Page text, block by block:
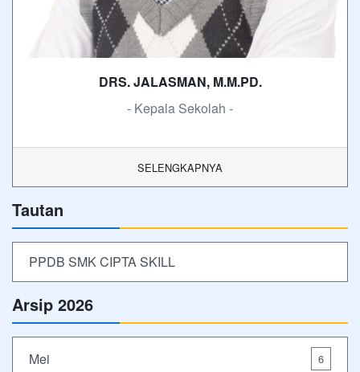
DRS. JALASMAN, M.M.PD.
- Kepala Sekolah -
SELENGKAPNYA
Tautan
PPDB SMK CIPTA SKILL
Arsip 2026
Mei 6